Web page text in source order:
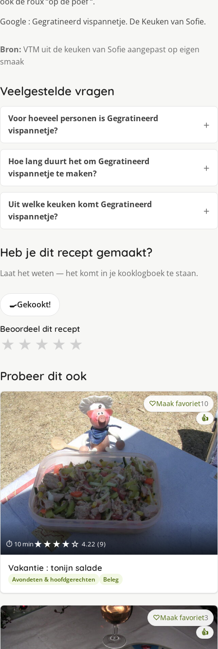
Google : Gegratineerd vispannetje. De Keuken van Sofie.
Bron: VTM uit de keuken van Sofie aangepast op eigen
smaak
Veelgestelde vragen
Voor hoeveel personen is Gegratineerd
vispannetje?
Hoe lang duurt het om Gegratineerd
vispannetje te maken?
Uit welke keuken komt Gegratineerd
vispannetje?
Heb je dit recept gemaakt?
Laat het weten — het komt in je kooklogboek te staan.
🍳Gekookt!
Beoordeel dit recept
★ ★ ★ ★ ★
Probeer dit ook
⏱ 10 min★★★★☆ 4.22 (9)
Maak favoriet10
👍
Vakantie : tonijn salade
Avondeten & hoofdgerechten Beleg
Maak favoriet3
👍